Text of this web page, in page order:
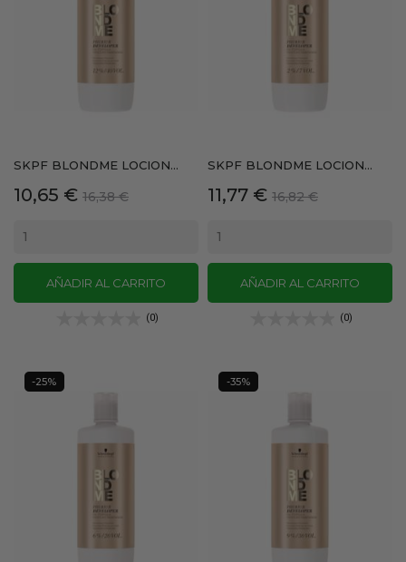
SKPF BLONDME LOCION...
Precio
10,65 € Precio
16,38 €
AÑADIR AL CARRITO
(0)
SKPF BLONDME LOCION...
Precio
11,77 € Precio
16,82 €
AÑADIR AL CARRITO
(0)
-25% -35%